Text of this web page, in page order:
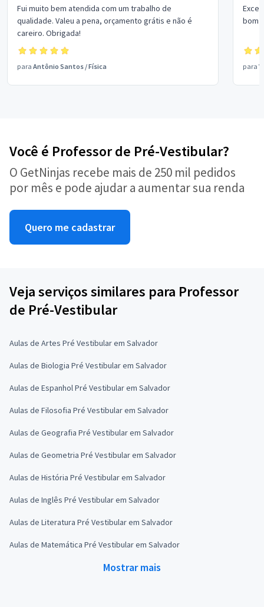
Fui muito bem atendida com um trabalho de
qualidade. Valeu a pena, orçamento grátis e não é
careiro. Obrigada!
para Antônio Santos /Física
bom
para
Você é Professor de Pré-Vestibular?
O GetNinjas recebe mais de 250 mil pedidos
por mês e pode ajudar a aumentar sua renda
Quero me cadastrar
Veja serviços similares para Professor
de Pré-Vestibular
Aulas de Artes Pré Vestibular em Salvador
Aulas de Biologia Pré Vestibular em Salvador
Aulas de Espanhol Pré Vestibular em Salvador
Aulas de Filosofia Pré Vestibular em Salvador
Aulas de Geografia Pré Vestibular em Salvador
Aulas de Geometria Pré Vestibular em Salvador
Aulas de História Pré Vestibular em Salvador
Aulas de Inglês Pré Vestibular em Salvador
Aulas de Literatura Pré Vestibular em Salvador
Aulas de Matemática Pré Vestibular em Salvador
Mostrar mais